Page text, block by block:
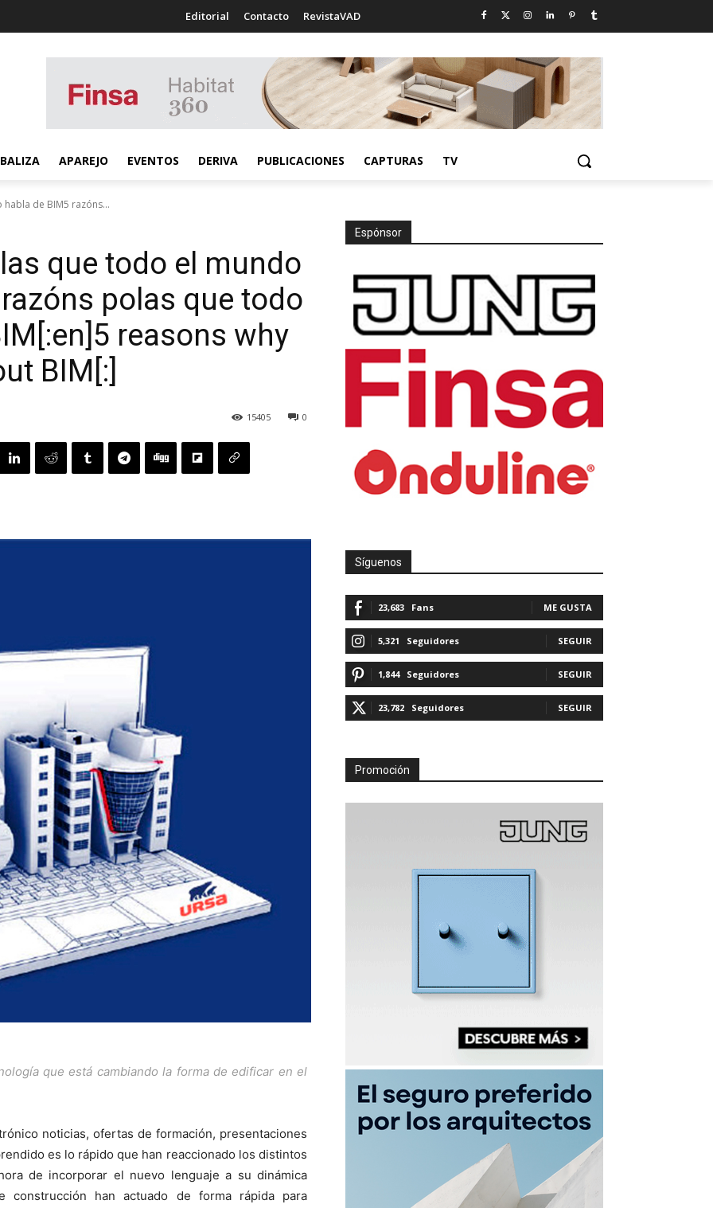
Editorial Contacto RevistaVAD
BALIZA APAREJO EVENTOS DERIVA PUBLICACIONES CAPTURAS TV
de BIM5 razóns...
que todo el mundo
polas que todo
reasons why
BIM[:]
0
15405
que está cambiando la forma de edificar en el
noticias, ofertas de formación, presentaciones
es lo rápido que han reaccionado los distintos
de incorporar el nuevo lenguaje a su dinámica
construcción han actuado de forma rápida para
Espónsor
Síguenos
23,683 Fans ME GUSTA
5,321 Seguidores SEGUIR
1,844 Seguidores SEGUIR
23,782 Seguidores SEGUIR
Promoción